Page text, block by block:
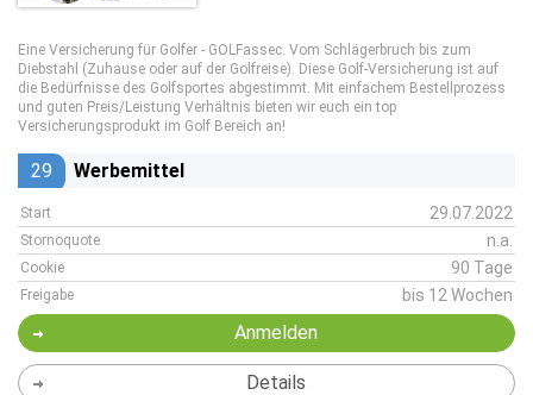
Eine Versicherung für Golfer - GOLFassec. Vom Schlägerbruch bis zum
Diebstahl (Zuhause oder auf der Golfreise). Diese Golf-Versicherung ist auf
die Bedürfnisse des Golfsportes abgestimmt. Mit einfachem Bestellprozess
und guten Preis/Leistung Verhältnis bieten wir euch ein top
Versicherungsprodukt im Golf Bereich an!
29 Werbemittel
Start 29.07.2022
Stornoquote n.a.
Cookie 90 Tage
Freigabe bis 12 Wochen
Anmelden
Details